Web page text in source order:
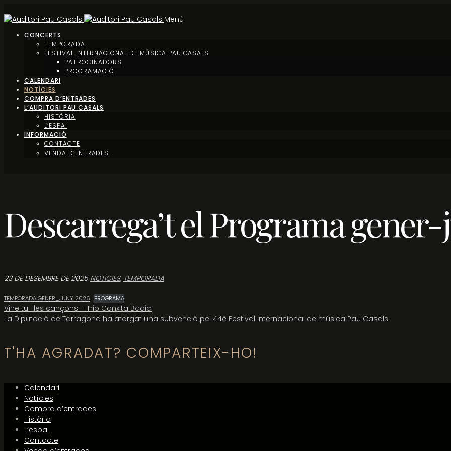
Menú
CONCERTS
TEMPORADA
FESTIVAL INTERNACIONAL DE MÚSICA PAU CASALS
PATROCINADORS
PROGRAMACIÓ
CALENDARI
NOTÍCIES
COMPRA D’ENTRADES
L’AUDITORI PAU CASALS
HISTÒRIA
L’ESPAI
INFORMACIÓ
CONTACTE
VENDA D’ENTRADES
Descarrega’t el Programa
23 DE DESEMBRE DE 2025 NOTÍCIES, TEMPORADA
TEMPORADA GENER_JUNY 2026 PROGRAMA
Navegació
d'entrades
Vine tu i les cançons – Trio Conxita Badia
La Diputació de Tarragona ha atorgat una subvenció pel 44è Festival Internacional de música Pau Casals
T'HA AGRADAT? COMPARTEIX-HO!
Calendari
Notícies
Compra d’entrades
Història
L’espai
Contacte